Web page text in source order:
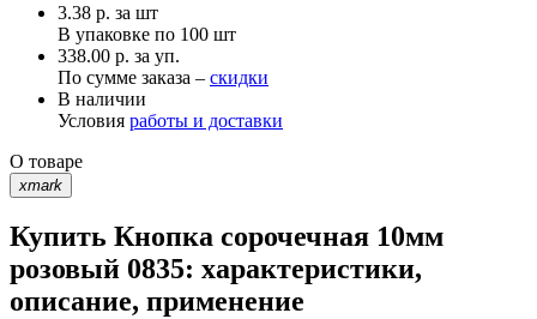
3.38 р. за шт
В упаковке по 100 шт
338.00 р. за уп.
По сумме заказа – скидки
В наличии
Условия работы и доставки
О товаре
xmark
Купить Кнопка сорочечная 10мм
розовый 0835: характеристики,
описание, применение